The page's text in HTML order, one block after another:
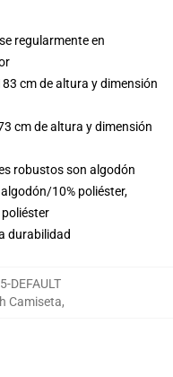
regularmente en
cm de altura y dimensión
cm de altura y dimensión
robustos son algodón
10% poliéster,
durabilidad
DEFAULT
Camiseta,